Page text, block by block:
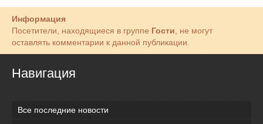
Информация
Посетители, находящиеся в группе Гости, не могут
оставлять комментарии к данной публикации.
Навигация
Все последние новости